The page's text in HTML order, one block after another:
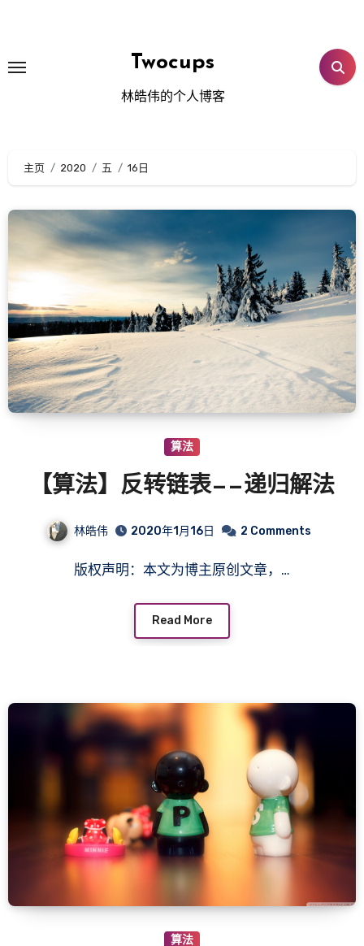
内
Twocups
林皓伟的个人博客
主页 2020 五 16日
算法
【算法】反转链表——递归解法
林皓伟 2020年1月16日 2 Comments
版权声明：本文为博主原创文章，…
Read More
算法